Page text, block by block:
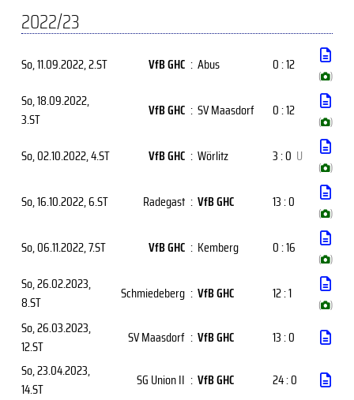
2022/23
So, 11.09.2022, 2.ST VfB GHC : Abus 0 : 12
( )
So, 18.09.2022,
3.ST
VfB GHC : SV Maasdorf 0 : 12
( )
So, 02.10.2022, 4.ST VfB GHC : Wörlitz 3 : 0 U
( )
So, 16.10.2022, 6.ST Radegast : VfB GHC 13 : 0
( )
So, 06.11.2022, 7.ST VfB GHC : Kemberg 0 : 16
( )
So, 26.02.2023,
8.ST
Schmiedeberg : VfB GHC 12 : 1
( )
So, 26.03.2023,
12.ST
SV Maasdorf : VfB GHC
13 : 0
So, 23.04.2023,
14.ST
SG Union II : VfB GHC
24 : 0